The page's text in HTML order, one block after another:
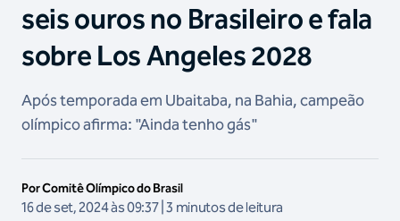
seis ouros no Brasileiro e fala
sobre Los Angeles 2028
Após temporada em Ubaitaba, na Bahia, campeão
olímpico afirma: "Ainda tenho gás"
Por Comitê Olímpico do Brasil
16 de set, 2024 às 09:37 | 3 minutos de leitura